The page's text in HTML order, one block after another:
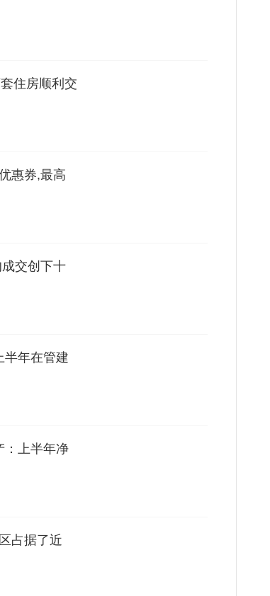
住房顺利交
惠券,最高
交创下十
半年在管建
：上半年净
占据了近